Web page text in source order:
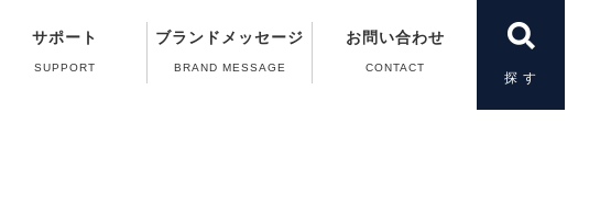
サポート
SUPPORT
ブランドメッセージ
BRAND MESSAGE
お問い合わせ
CONTACT